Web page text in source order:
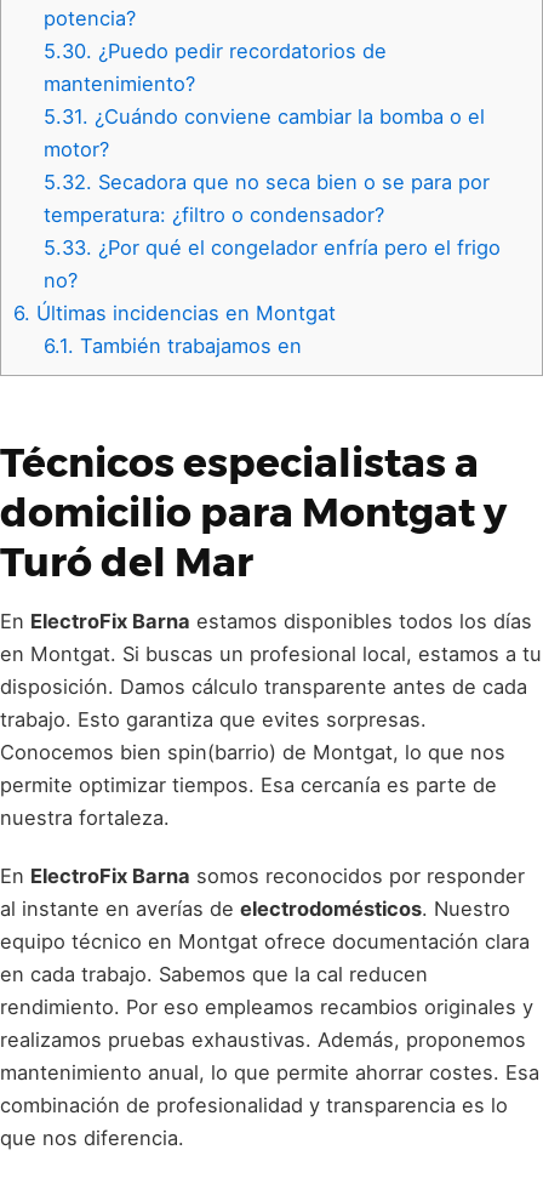
potencia?
5.30. ¿Puedo pedir recordatorios de
mantenimiento?
5.31. ¿Cuándo conviene cambiar la bomba o el
motor?
5.32. Secadora que no seca bien o se para por
temperatura: ¿filtro o condensador?
5.33. ¿Por qué el congelador enfría pero el frigo
no?
6. Últimas incidencias en Montgat
6.1. También trabajamos en
Técnicos especialistas a
domicilio para Montgat y
Turó del Mar
En ElectroFix Barna estamos disponibles todos los días
en Montgat. Si buscas un profesional local, estamos a tu
disposición. Damos cálculo transparente antes de cada
trabajo. Esto garantiza que evites sorpresas.
Conocemos bien spin(barrio) de Montgat, lo que nos
permite optimizar tiempos. Esa cercanía es parte de
nuestra fortaleza.
En ElectroFix Barna somos reconocidos por responder
al instante en averías de electrodomésticos. Nuestro
equipo técnico en Montgat ofrece documentación clara
en cada trabajo. Sabemos que la cal reducen
rendimiento. Por eso empleamos recambios originales y
realizamos pruebas exhaustivas. Además, proponemos
mantenimiento anual, lo que permite ahorrar costes. Esa
combinación de profesionalidad y transparencia es lo
que nos diferencia.